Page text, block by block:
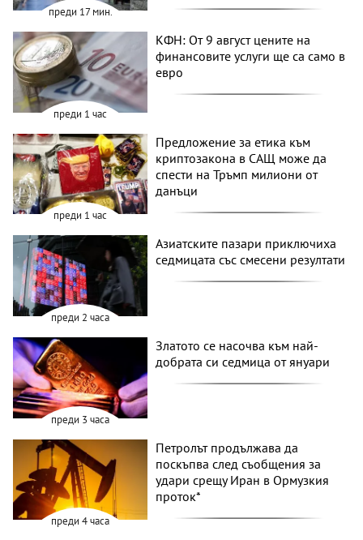
преди 17 мин.
преди 1 час
КФН: От 9 август цените на
финансовите услуги ще са само в
евро
преди 1 час
Предложение за етика към
криптозакона в САЩ може да
спести на Тръмп милиони от
данъци
преди 2 часа
Азиатските пазари приключиха
седмицата със смесени резултати
преди 3 часа
Златото се насочва към най-
добрата си седмица от януари
преди 4 часа
Петролът продължава да
поскъпва след съобщения за
удари срещу Иран в Ормузкия
проток*